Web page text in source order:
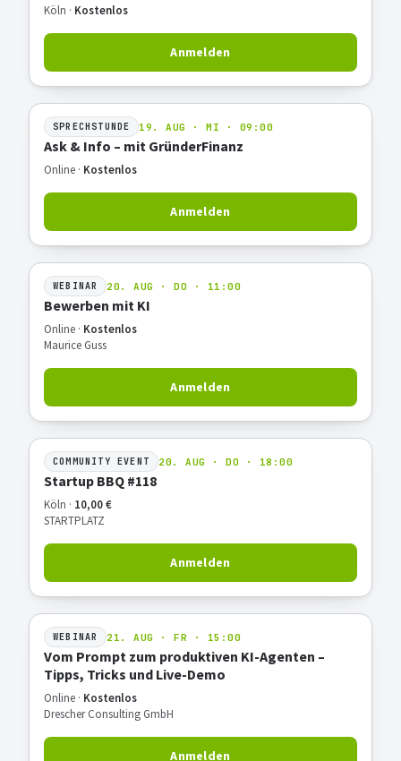
Köln · Kostenlos
Anmelden
SPRECHSTUNDE 19. AUG · MI · 09:00
Ask & Info – mit GründerFinanz
Online · Kostenlos
Anmelden
WEBINAR 20. AUG · DO · 11:00
Bewerben mit KI
Online · Kostenlos
Maurice Guss
Anmelden
COMMUNITY EVENT 20. AUG · DO · 18:00
Startup BBQ #118
Köln · 10,00 €
STARTPLATZ
Anmelden
WEBINAR 21. AUG · FR · 15:00
Vom Prompt zum produktiven KI-Agenten –
Tipps, Tricks und Live-Demo
Online · Kostenlos
Drescher Consulting GmbH
Anmelden